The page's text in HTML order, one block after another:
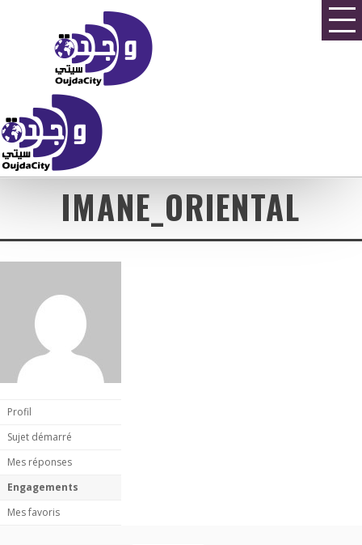
IMANE_ORIENTAL
Profil
Sujet démarré
Mes réponses
Engagements
Mes favoris